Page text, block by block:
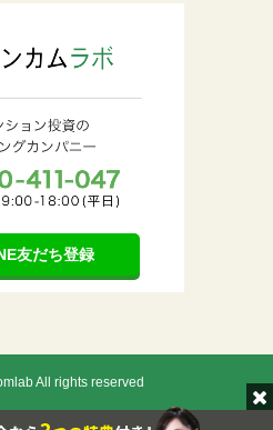
友だち登録
All rights reserved